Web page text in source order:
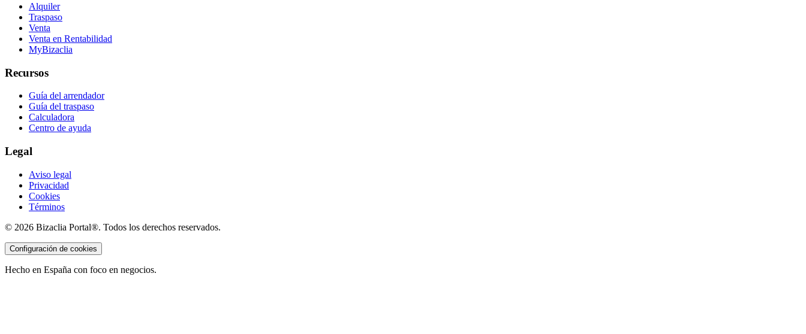
Alquiler
Traspaso
Venta
Venta en Rentabilidad
MyBizaclia
Recursos
Guía del arrendador
Guía del traspaso
Calculadora
Centro de ayuda
Legal
Aviso legal
Privacidad
Cookies
Términos
© 2026 Bizaclia Portal®. Todos los derechos reservados.
Configuración de cookies
Hecho en España con foco en negocios.